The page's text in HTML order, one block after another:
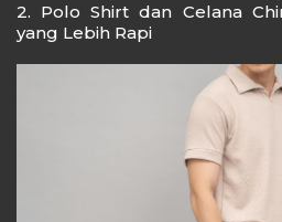
2. Polo Shirt dan Celana
yang Lebih Rapi